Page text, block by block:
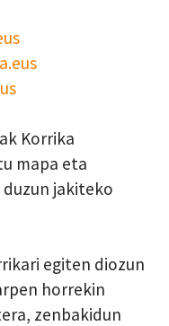
Korrika
mapa eta
jakiteko
egiten diozun
horrekin
zenbakidun